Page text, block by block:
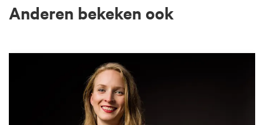
Anderen bekeken ook